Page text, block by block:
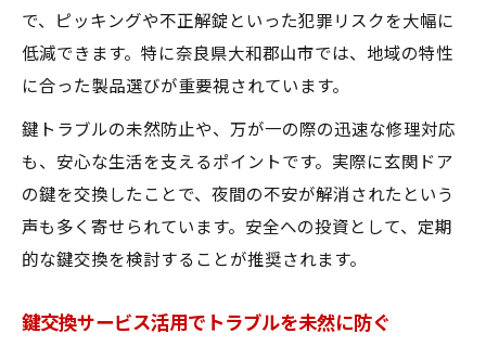
で、ピッキングや不正解錠といった犯罪リスクを大幅に
低減できます。特に奈良県大和郡山市では、地域の特性
に合った製品選びが重要視されています。
鍵トラブルの未然防止や、万が一の際の迅速な修理対応
も、安心な生活を支えるポイントです。実際に玄関ドア
の鍵を交換したことで、夜間の不安が解消されたという
声も多く寄せられています。安全への投資として、定期
的な鍵交換を検討することが推奨されます。
鍵交換サービス活用でトラブルを未然に防ぐ